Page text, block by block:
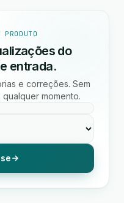
do
entrada.
e correções. Sem
momento.